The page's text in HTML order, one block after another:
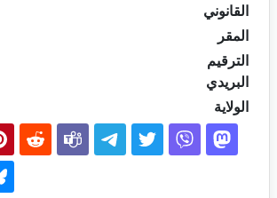
القانوني
المقر
الترقيم
البريدي
الولاية